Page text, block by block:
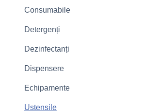
Consumabile
Detergenți
Dezinfectanți
Dispensere
Echipamente
Ustensile